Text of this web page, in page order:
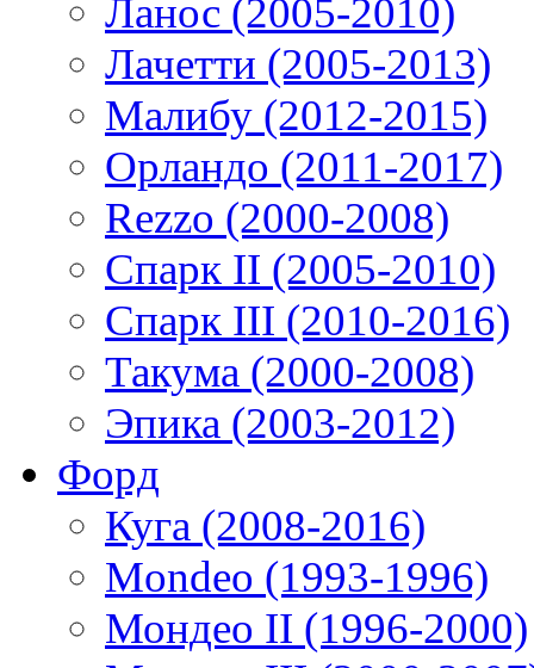
Ланос (2005-2010)
Лачетти (2005-2013)
Малибу (2012-2015)
Орландо (2011-2017)
Rezzo (2000-2008)
Спарк II (2005-2010)
Спарк III (2010-2016)
Такума (2000-2008)
Эпика (2003-2012)
Форд
Куга (2008-2016)
Mondeo (1993-1996)
Мондео II (1996-2000)